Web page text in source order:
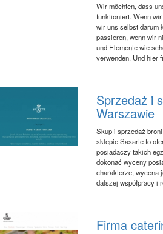
Wir möchten, dass
funktioniert. Wenn
wir uns selbst darum
passieren, wenn wir
und Elemente wie
verwenden. Und hier
Sprzedaż i
Warszawie
Skup i sprzedaż
sklepie Sasarte to
posiadaczy takich
dokonać wyceny
charakterze, wycena
dalszej współpracy i
Firma